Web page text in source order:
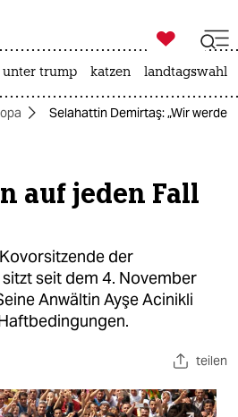
zahl ich
ich

taz zahl ich
unter trump katzen landtagswahl
Selahattin Demirtaş: „Wir
auf jeden Fall
der
seit dem 4. November
Anwältin Ayşe Acinikli
teilen